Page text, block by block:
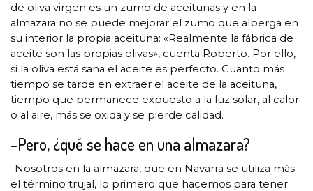
de oliva virgen es un zumo de aceitunas y en la
almazara no se puede mejorar el zumo que alberga en
su interior la propia aceituna: «Realmente la fábrica de
aceite son las propias olivas», cuenta Roberto. Por ello,
si la oliva está sana el aceite es perfecto. Cuanto más
tiempo se tarde en extraer el aceite de la aceituna,
tiempo que permanece expuesto a la luz solar, al calor
o al aire, más se oxida y se pierde calidad.
-Pero, ¿qué se hace en una almazara?
-Nosotros en la almazara, que en Navarra se utiliza más
el término trujal, lo primero que hacemos para tener